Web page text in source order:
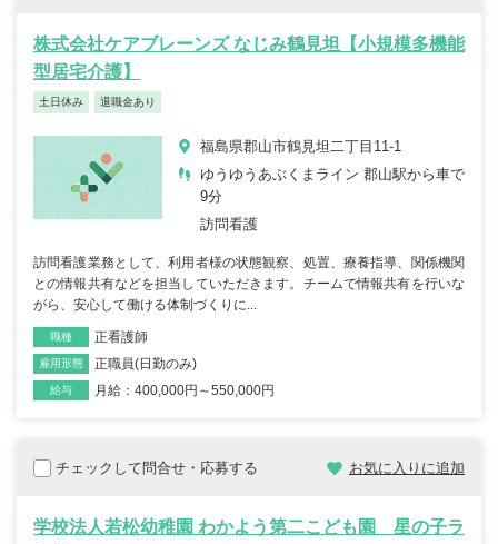
株式会社ケアブレーンズ なじみ鶴見坦【小規模多機能
型居宅介護】
土日休み 退職金あり
福島県郡山市鶴見坦二丁目11-1
ゆうゆうあぶくまライン 郡山駅から車で
9分
訪問看護
訪問看護業務として、利用者様の状態観察、処置、療養指導、関係機関
との情報共有などを担当していただきます。チームで情報共有を行いな
がら、安心して働ける体制づくりに...
職種 正看護師
雇用形態 正職員(日勤のみ)
給与 月給：400,000円～550,000円
チェックして問合せ・応募する お気に入りに追加
学校法人若松幼稚園 わかよう第二こども園 星の子ラ